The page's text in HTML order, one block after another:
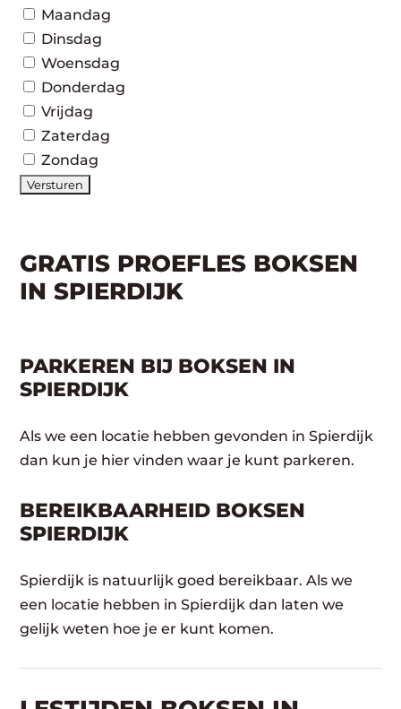
Maandag
Dinsdag
Woensdag
Donderdag
Vrijdag
Zaterdag
Zondag
GRATIS PROEFLES BOKSEN
IN SPIERDIJK
PARKEREN BIJ BOKSEN IN
SPIERDIJK
Als we een locatie hebben gevonden in Spierdijk
dan kun je hier vinden waar je kunt parkeren.
BEREIKBAARHEID BOKSEN
SPIERDIJK
Spierdijk is natuurlijk goed bereikbaar. Als we
een locatie hebben in Spierdijk dan laten we
gelijk weten hoe je er kunt komen.